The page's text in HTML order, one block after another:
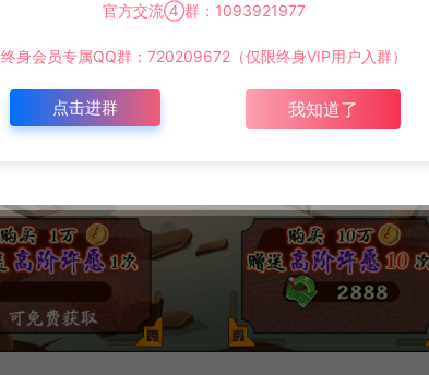
官方交流④群：1093921977
终身会员专属QQ群：720209672（仅限终身VIP用户入群）
点击进群 我知道了